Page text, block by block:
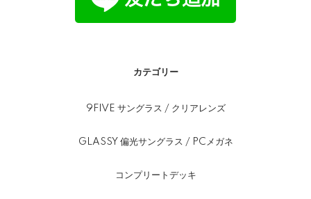
カテゴリー
9FIVE サングラス / クリアレンズ
GLASSY 偏光サングラス / PCメガネ
コンプリートデッキ